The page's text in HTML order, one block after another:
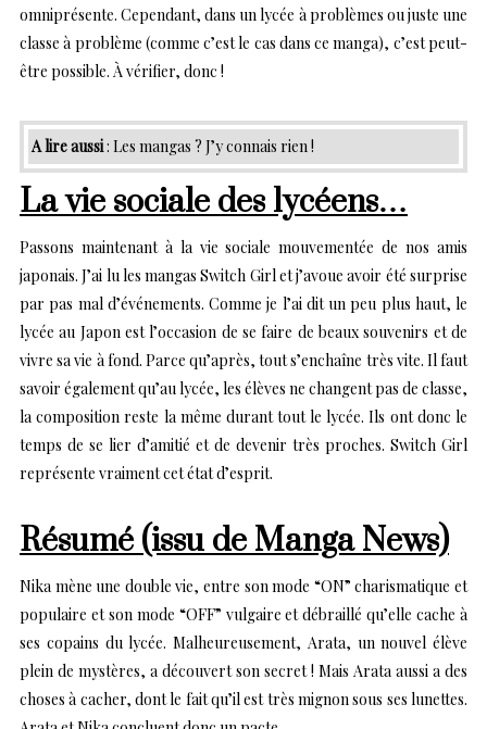
omniprésente. Cependant, dans un lycée à problèmes ou juste une
classe à problème (comme c’est le cas dans ce manga), c’est peut-
être possible. À vérifier, donc !
A lire aussi: Les mangas ? J’y connais rien !
La vie sociale des lycéens…
Passons maintenant à la vie sociale mouvementée de nos amis
japonais. J’ai lu les mangas Switch Girl et j’avoue avoir été surprise
par pas mal d’événements. Comme je l’ai dit un peu plus haut, le
lycée au Japon est l’occasion de se faire de beaux souvenirs et de
vivre sa vie à fond. Parce qu’après, tout s’enchaîne très vite. Il faut
savoir également qu’au lycée, les élèves ne changent pas de classe,
la composition reste la même durant tout le lycée. Ils ont donc le
temps de se lier d’amitié et de devenir très proches. Switch Girl
représente vraiment cet état d’esprit.
Résumé (issu de Manga News)
Nika mène une double vie, entre son mode “ON” charismatique et
populaire et son mode “OFF” vulgaire et débraillé qu’elle cache à
ses copains du lycée. Malheureusement, Arata, un nouvel élève
plein de mystères, a découvert son secret ! Mais Arata aussi a des
choses à cacher, dont le fait qu’il est très mignon sous ses lunettes.